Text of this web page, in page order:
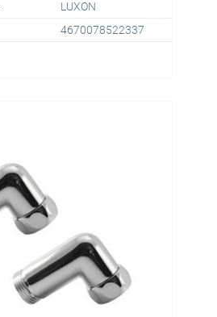
LUXON
4670078522337